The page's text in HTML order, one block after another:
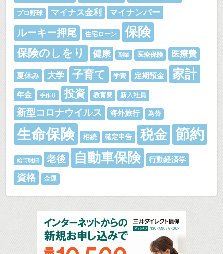
プロ野球 マイナス金利 マイナンバー
ルーキー押尾 住宅ローン 保険
保険のしをり 健康 副業 医療保険 医療費
夏休み 大学 子育て 学費 定期預金 家計
年金 手作り 投資 教育費 新入社員
新型コロナウイルス 海外旅行 為替
生命保険 相続 確定申告 税金 節約
給与明細 老後 自動車保険 行動経済学
資格 金運